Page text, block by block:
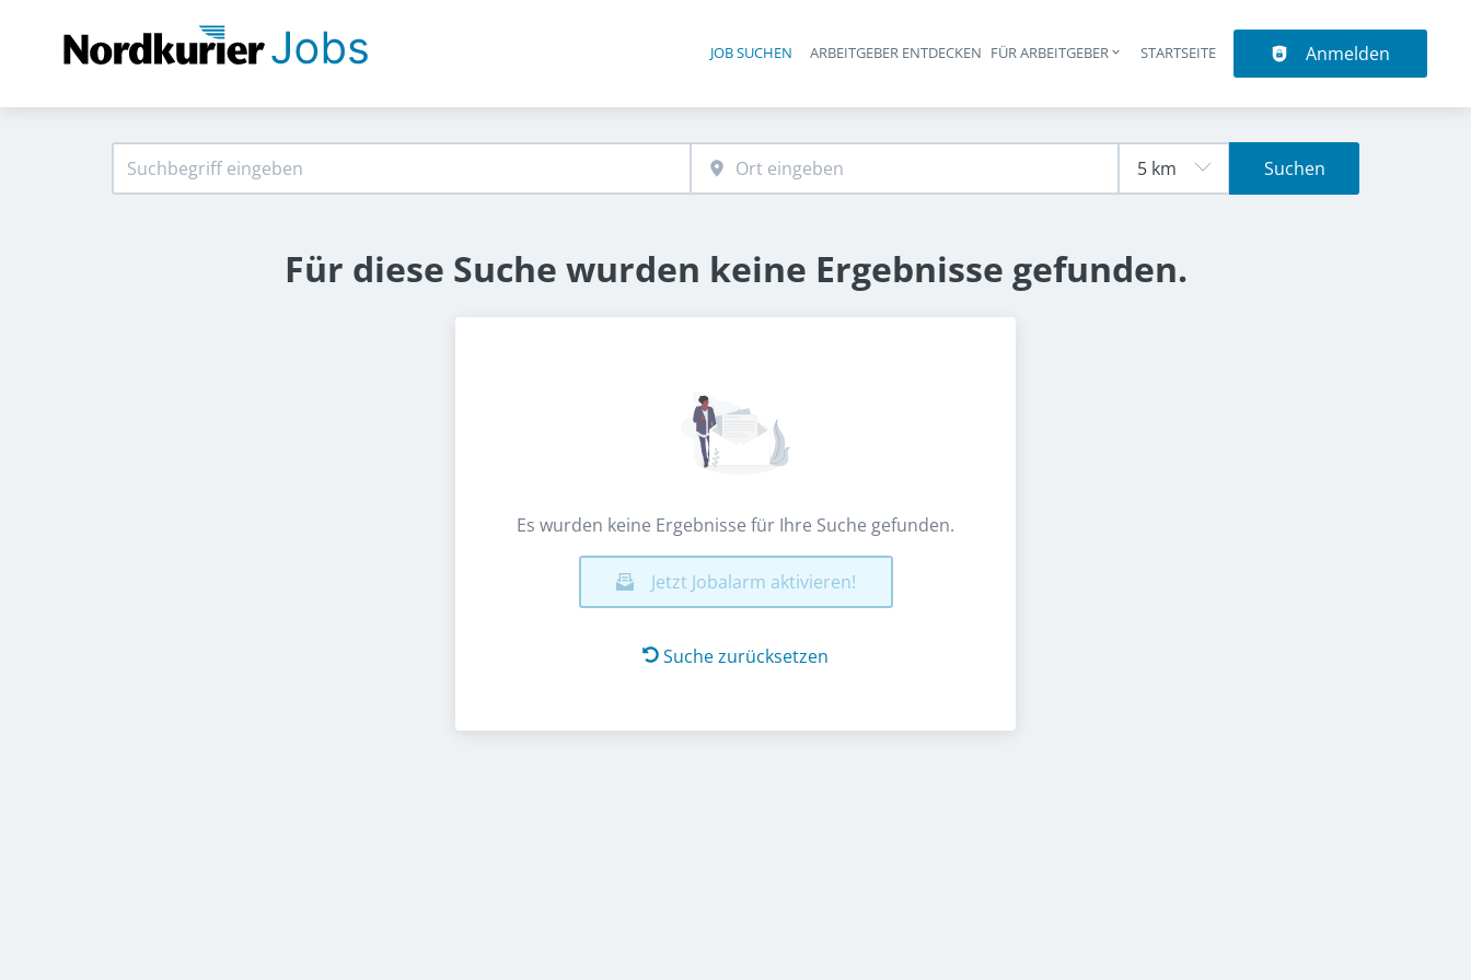
Haupt-Navigation
JOB SUCHEN ARBEITGEBER ENTDECKEN FÜR ARBEITGEBER STARTSEITE Anmelden
Suchen
Für diese Suche wurden keine Ergebnisse gefunden.
Es wurden keine Ergebnisse für Ihre Suche gefunden.
Jetzt Jobalarm aktivieren!
Suche zurücksetzen